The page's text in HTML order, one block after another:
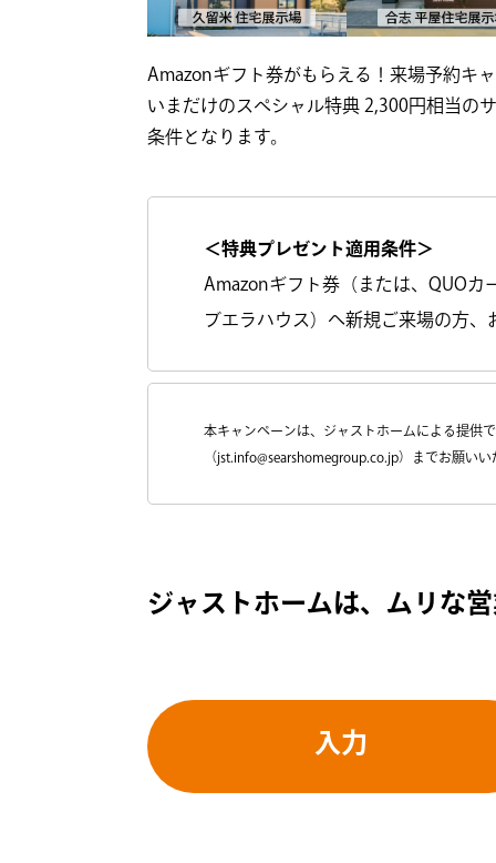
Amazonギフト券がもらえる！来場予約キ
いまだけのスペシャル特典 2,300円相当の
条件となります。
＜特典プレゼント適用条件＞
Amazonギフト券（または、QUOカ
ブエラハウス）へ新規ご来場の方、
本キャンペーンは、ジャストホームによる提供
（jst.info@searshomegroup.co.jp）までお願い
ジャストホームは、ムリな
入力